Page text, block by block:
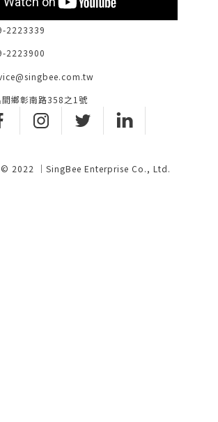
2223339
2223900
間鄉彰南路358之1號
2022 ｜SingBee Enterprise Co., Ltd.